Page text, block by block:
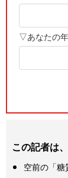
この記者は
空前の「糖